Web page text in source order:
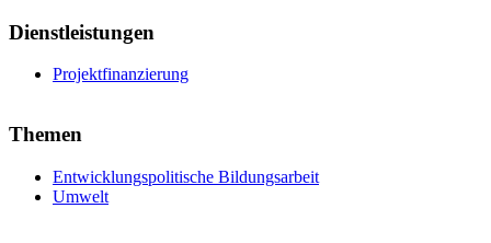
Dienstleistungen
Projektfinanzierung
Themen
Entwicklungspolitische Bildungsarbeit
Umwelt